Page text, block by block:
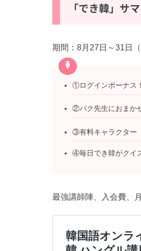
「でき韓」サ
期間：8月27日～31日（
①ログインボーナス
②パク先生におまか
③有料キャラクター
④毎日でき韓がクイ
最強講師陣、入会費、